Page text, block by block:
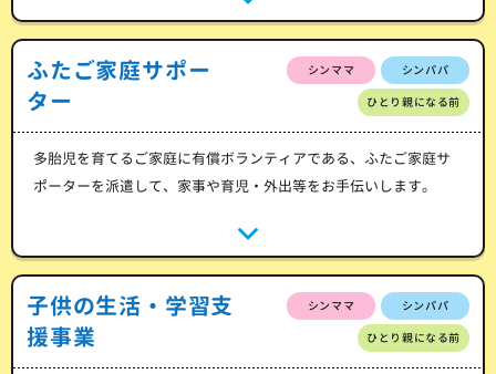
ふたご家庭サポー
ター
シンママ シンパパ
ひとり親になる前
多胎児を育てるご家庭に有償ボランティアである、ふたご家庭サ
ポーターを派遣して、家事や育児・外出等をお手伝いします。
子供の生活・学習支
援事業
シンママ シンパパ
ひとり親になる前